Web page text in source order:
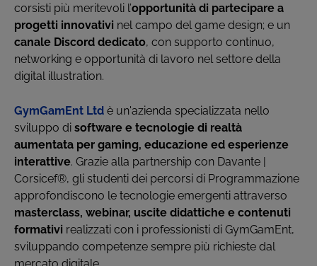
corsisti più meritevoli l’opportunità di partecipare a
progetti innovativi nel campo del game design; e un
canale Discord dedicato, con supporto continuo,
networking e opportunità di lavoro nel settore della
digital illustration.
GymGamEnt Ltd è un'azienda specializzata nello
sviluppo di software e tecnologie di realtà
aumentata per gaming, educazione ed esperienze
interattive. Grazie alla partnership con Davante |
Corsicef®, gli studenti dei percorsi di Programmazione
approfondiscono le tecnologie emergenti attraverso
masterclass, webinar, uscite didattiche e contenuti
formativi realizzati con i professionisti di GymGamEnt,
sviluppando competenze sempre più richieste dal
mercato digitale.